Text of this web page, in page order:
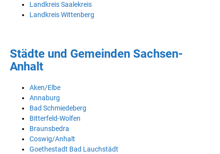
Landkreis Saalekreis
Landkreis Wittenberg
Städte und Gemeinden Sachsen-
Anhalt
Aken/Elbe
Annaburg
Bad Schmiedeberg
Bitterfeld-Wolfen
Braunsbedra
Coswig/Anhalt
Goethestadt Bad Lauchstädt